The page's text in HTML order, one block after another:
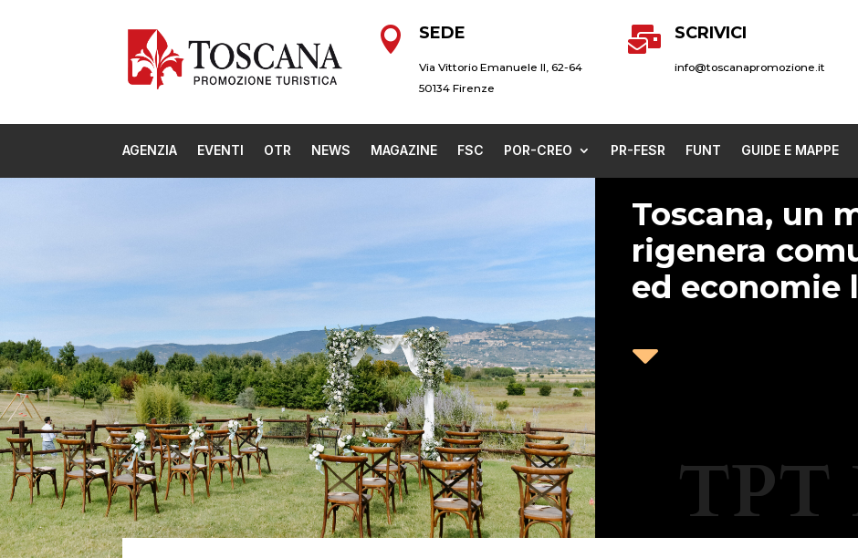
 SEDE
Via Vittorio Emanuele II, 62-64
50134 Firenze
 SCRIVICI
info@toscanapromozione.it
AGENZIA EVENTI OTR NEWS MAGAZINE FSC POR-CREO PR-FESR FUNT GUIDE E MAPPE
TPT
Toscana, un
rigenera
ed economie
